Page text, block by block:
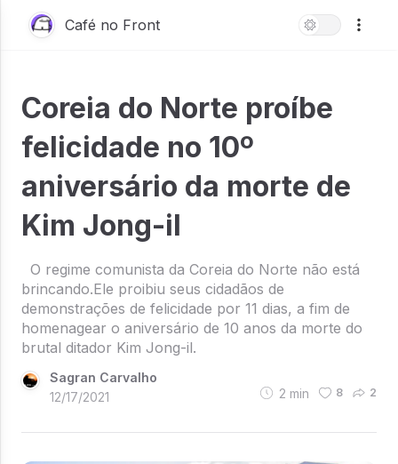
Café no Front
Coreia do Norte proíbe
felicidade no 10º
aniversário da morte de
Kim Jong-il
O regime comunista da Coreia do Norte não está
brincando.Ele proibiu seus cidadãos de
demonstrações de felicidade por 11 dias, a fim de
homenagear o aniversário de 10 anos da morte do
brutal ditador Kim Jong-il.
Sagran Carvalho
12/17/2021
2 min 8 2